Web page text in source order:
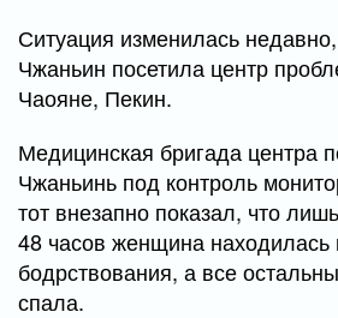
Ситуация изменилась
Чжаньин посетила центр
Чаояне, Пекин.
Медицинская бригада центра
Чжаньинь под контроль
тот внезапно показал, что
48 часов женщина находилась
бодрствования, а все
спала.